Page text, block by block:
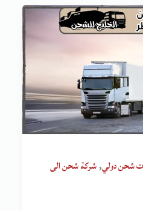
شحن دولي,شركة شحن الى